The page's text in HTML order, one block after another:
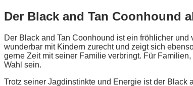
Der Black and Tan Coonhound
Der Black and Tan Coonhound ist ein fröhlicher
wunderbar mit Kindern zurecht und zeigt sich
gerne Zeit mit seiner Familie verbringt. Für
Wahl sein.
Trotz seiner Jagdinstinkte und Energie ist der